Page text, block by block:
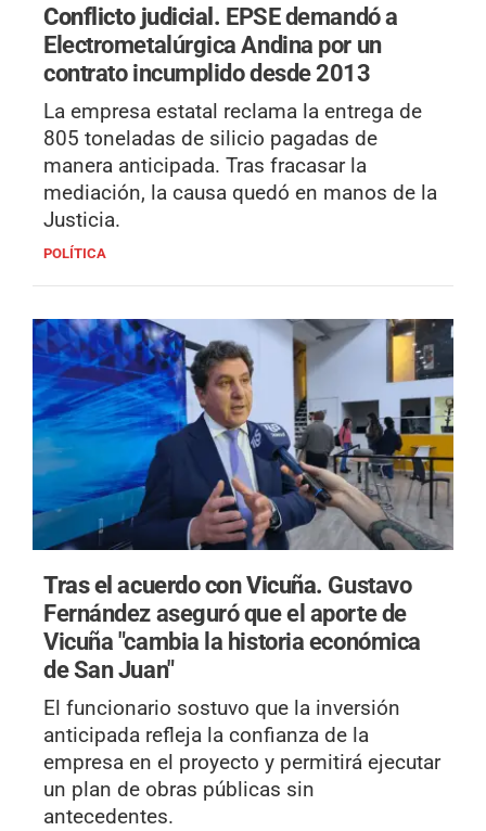
Conflicto judicial. EPSE demandó a
Electrometalúrgica Andina por un
contrato incumplido desde 2013
La empresa estatal reclama la entrega de
805 toneladas de silicio pagadas de
manera anticipada. Tras fracasar la
mediación, la causa quedó en manos de la
Justicia.
POLÍTICA
Tras el acuerdo con Vicuña. Gustavo
Fernández aseguró que el aporte de
Vicuña "cambia la historia económica
de San Juan"
El funcionario sostuvo que la inversión
anticipada refleja la confianza de la
empresa en el proyecto y permitirá ejecutar
un plan de obras públicas sin
antecedentes.